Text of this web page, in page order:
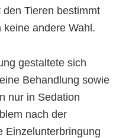
Tieren bestimmt
andere Wahl.
gestaltete sich
Behandlung sowie
nur in Sedation
nach der
Einzelunterbringung